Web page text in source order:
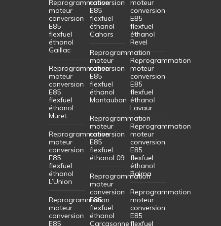
Reprogrammation
moteur
conversion
E85
flexfuel
éthanol
Gaillac
Reprogrammation
moteur
conversion
E85
flexfuel
éthanol
Muret
Reprogrammation
moteur
conversion
E85
flexfuel
éthanol
L’Union
Reprogrammation
moteur
conversion
E85
conversion
E85
flexfuel
éthanol
Cahors
Reprogrammation
moteur
conversion
E85
flexfuel
éthanol
Montauban
Reprogrammation
moteur
conversion
E85
flexfuel
éthanol 09
Reprogrammation
moteur
conversion
E85
flexfuel
éthanol
Carcasonne
moteur
conversion
E85
flexfuel
éthanol
Revel
Reprogrammation
moteur
conversion
E85
flexfuel
éthanol
Lavaur
Reprogrammation
moteur
conversion
E85
flexfuel
éthanol
Balma
Reprogrammation
moteur
conversion
E85
flexfuel